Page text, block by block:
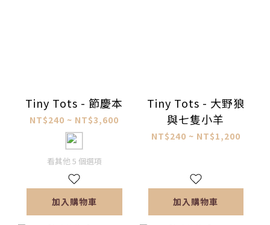
Tiny Tots - 節慶本
NT$240 ~ NT$3,600
看其他 5 個選項
加入購物車
Tiny Tots - 大野狼
與七隻小羊
NT$240 ~ NT$1,200
加入購物車